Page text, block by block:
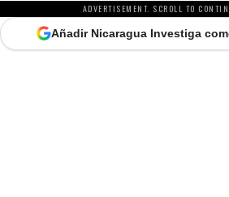
ADVERTISEMENT. SCROLL TO
Añadir Nicaragua Investiga